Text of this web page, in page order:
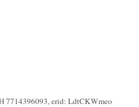
erid: LdtCKWmeo